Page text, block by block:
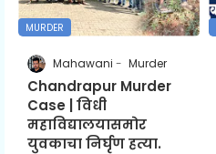
MURDER
Mahawani Murder
Chandrapur Murder
Case | विधी
महाविद्यालयासमोर
युवकाचा निर्घृण हत्या.